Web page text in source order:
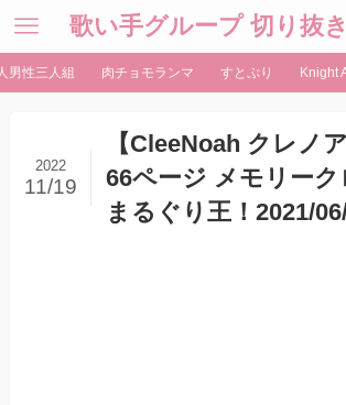
歌い手グループ 切り抜
男性三人組 肉チョモランマ すとぷり Knight
【CleeNoah クレノ
66ページ メモリーク
まるぐり王！2021/
2022
11/19